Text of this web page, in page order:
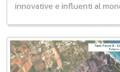
innovative e influenti al